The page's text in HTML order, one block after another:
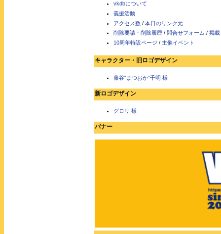
vkdbについて
義援活動
アクセス数 / 本日のリンク元
削除要請・削除履歴 / 問合せフォーム / 掲載
10周年特設ページ / 主催イベント
キャラクター・旧ロゴデザイン
藤谷“まつおか”千明 様
新ロゴデザイン
グロリ 様
バナー